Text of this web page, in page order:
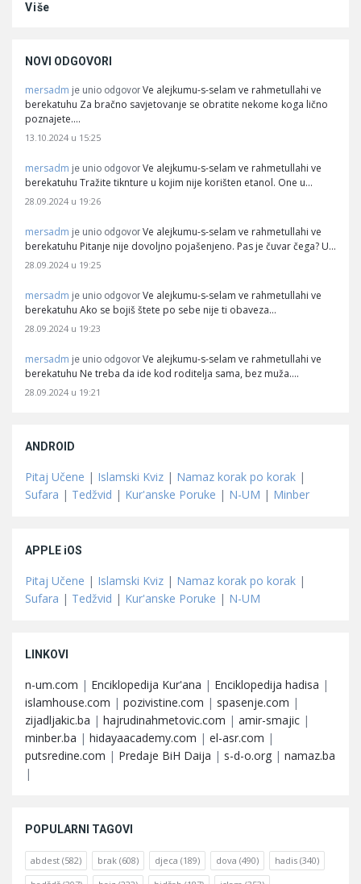
Više
NOVI ODGOVORI
mersadm je unio odgovor Ve alejkumu-s-selam ve rahmetullahi ve
berekatuhu Za bračno savjetovanje se obratite nekome koga lično
poznajete.…
13.10.2024 u 15:25
mersadm je unio odgovor Ve alejkumu-s-selam ve rahmetullahi ve
berekatuhu Tražite tiknture u kojim nije korišten etanol. One u…
28.09.2024 u 19:26
mersadm je unio odgovor Ve alejkumu-s-selam ve rahmetullahi ve
berekatuhu Pitanje nije dovoljno pojašenjeno. Pas je čuvar čega? U…
28.09.2024 u 19:25
mersadm je unio odgovor Ve alejkumu-s-selam ve rahmetullahi ve
berekatuhu Ako se bojiš štete po sebe nije ti obaveza…
28.09.2024 u 19:23
mersadm je unio odgovor Ve alejkumu-s-selam ve rahmetullahi ve
berekatuhu Ne treba da ide kod roditelja sama, bez muža.…
28.09.2024 u 19:21
ANDROID
Pitaj Učene | Islamski Kviz | Namaz korak po korak |
Sufara | Tedžvid | Kur'anske Poruke | N-UM | Minber
APPLE iOS
Pitaj Učene | Islamski Kviz | Namaz korak po korak |
Sufara | Tedžvid | Kur'anske Poruke | N-UM
LINKOVI
n-um.com | Enciklopedija Kur'ana | Enciklopedija hadisa |
islamhouse.com | pozivistine.com | spasenje.com |
zijadljakic.ba | hajrudinahmetovic.com | amir-smajic |
minber.ba | hidayaacademy.com | el-asr.com |
putsredine.com | Predaje BiH Daija | s-d-o.org | namaz.ba
|
POPULARNI TAGOVI
abdest (582) brak (608) djeca (189) dova (490) hadis (340)